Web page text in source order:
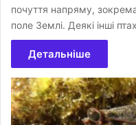
почуття напряму,
поле Землі. Деякі інші
Детальніше